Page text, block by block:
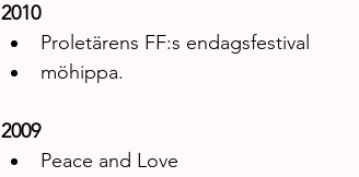
2010
Proletärens FF:s endagsfestival
möhippa.
2009
Peace and Love